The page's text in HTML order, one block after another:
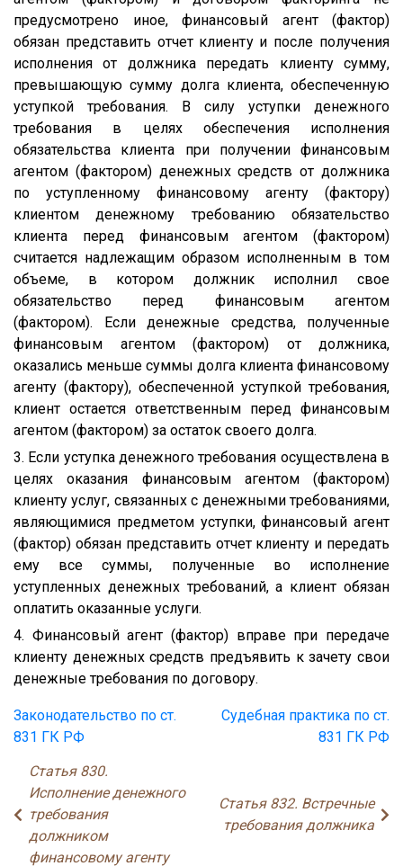
предусмотрено иное, финансовый агент (фактор)
обязан представить отчет клиенту и после получения
исполнения от должника передать клиенту сумму,
превышающую сумму долга клиента, обеспеченную
уступкой требования. В силу уступки денежного
требования в целях обеспечения исполнения
обязательства клиента при получении финансовым
агентом (фактором) денежных средств от должника
по уступленному финансовому агенту (фактору)
клиентом денежному требованию обязательство
клиента перед финансовым агентом (фактором)
считается надлежащим образом исполненным в том
объеме, в котором должник исполнил свое
обязательство перед финансовым агентом
(фактором). Если денежные средства, полученные
финансовым агентом (фактором) от должника,
оказались меньше суммы долга клиента финансовому
агенту (фактору), обеспеченной уступкой требования,
клиент остается ответственным перед финансовым
агентом (фактором) за остаток своего долга.
3. Если уступка денежного требования осуществлена в
целях оказания финансовым агентом (фактором)
клиенту услуг, связанных с денежными требованиями,
являющимися предметом уступки, финансовый агент
(фактор) обязан представить отчет клиенту и передать
ему все суммы, полученные во исполнение
уступленных денежных требований, а клиент обязан
оплатить оказанные услуги.
4. Финансовый агент (фактор) вправе при передаче
клиенту денежных средств предъявить к зачету свои
денежные требования по договору.
Законодательство по ст.
831 ГК РФ
Судебная практика по ст.
831 ГК РФ
Статья 830.
Исполнение денежного
требования
должником
финансовому агенту
Статья 832. Встречные
требования должника